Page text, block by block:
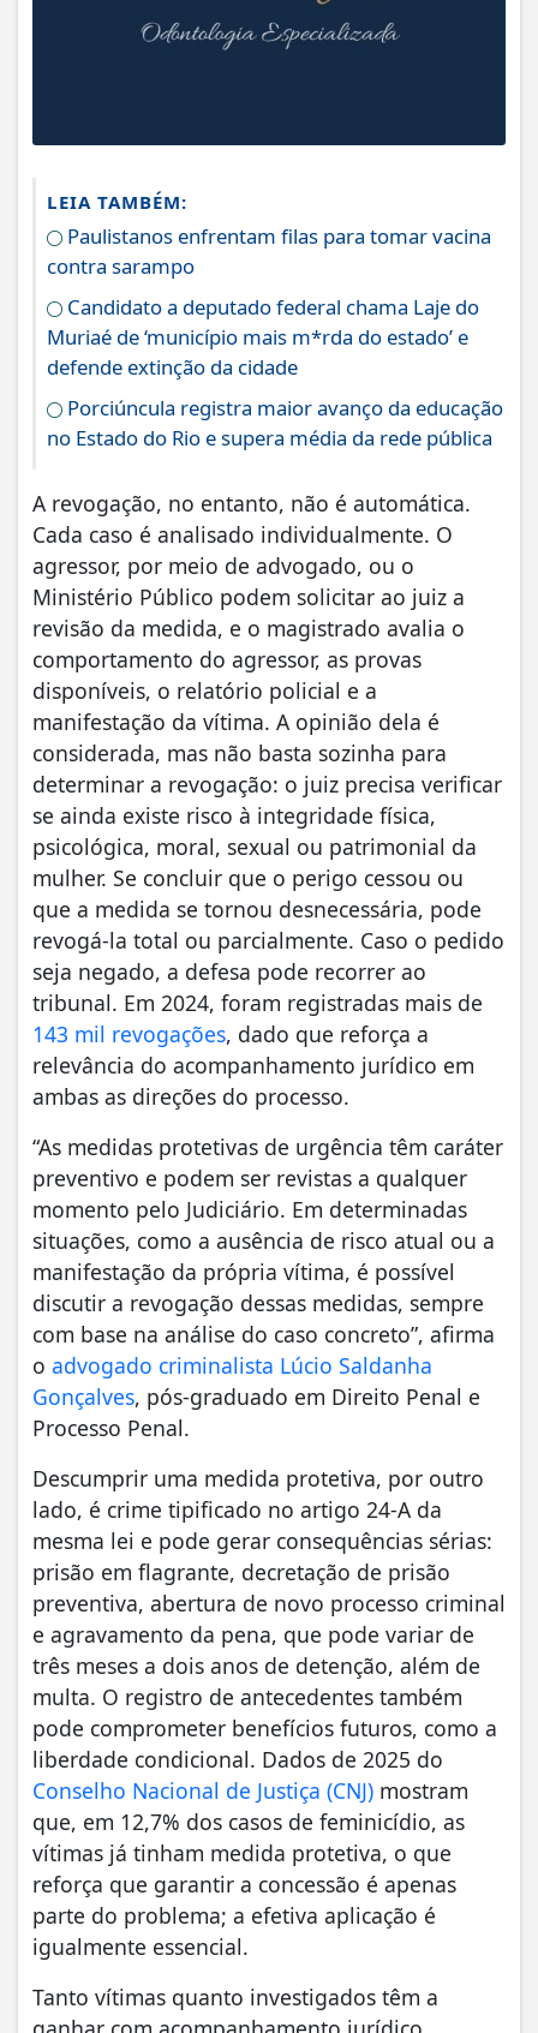
LEIA TAMBÉM:
Paulistanos enfrentam filas para tomar vacina
contra sarampo
Candidato a deputado federal chama Laje do
Muriaé de ‘município mais m*rda do estado’ e
defende extinção da cidade
Porciúncula registra maior avanço da educação
no Estado do Rio e supera média da rede pública
A revogação, no entanto, não é automática.
Cada caso é analisado individualmente. O
agressor, por meio de advogado, ou o
Ministério Público podem solicitar ao juiz a
revisão da medida, e o magistrado avalia o
comportamento do agressor, as provas
disponíveis, o relatório policial e a
manifestação da vítima. A opinião dela é
considerada, mas não basta sozinha para
determinar a revogação: o juiz precisa verificar
se ainda existe risco à integridade física,
psicológica, moral, sexual ou patrimonial da
mulher. Se concluir que o perigo cessou ou
que a medida se tornou desnecessária, pode
revogá-la total ou parcialmente. Caso o pedido
seja negado, a defesa pode recorrer ao
tribunal. Em 2024, foram registradas mais de
143 mil revogações, dado que reforça a
relevância do acompanhamento jurídico em
ambas as direções do processo.
“As medidas protetivas de urgência têm caráter
preventivo e podem ser revistas a qualquer
momento pelo Judiciário. Em determinadas
situações, como a ausência de risco atual ou a
manifestação da própria vítima, é possível
discutir a revogação dessas medidas, sempre
com base na análise do caso concreto”, afirma
o advogado criminalista Lúcio Saldanha
Gonçalves, pós-graduado em Direito Penal e
Processo Penal.
Descumprir uma medida protetiva, por outro
lado, é crime tipificado no artigo 24-A da
mesma lei e pode gerar consequências sérias:
prisão em flagrante, decretação de prisão
preventiva, abertura de novo processo criminal
e agravamento da pena, que pode variar de
três meses a dois anos de detenção, além de
multa. O registro de antecedentes também
pode comprometer benefícios futuros, como a
liberdade condicional. Dados de 2025 do
Conselho Nacional de Justiça (CNJ) mostram
que, em 12,7% dos casos de feminicídio, as
vítimas já tinham medida protetiva, o que
reforça que garantir a concessão é apenas
parte do problema; a efetiva aplicação é
igualmente essencial.
Tanto vítimas quanto investigados têm a